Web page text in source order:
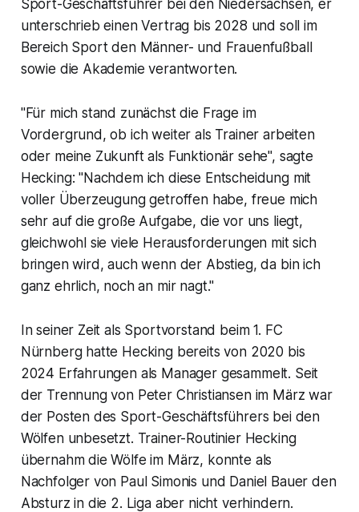
Sport-Geschäftsführer bei den Niedersachsen, er
unterschrieb einen Vertrag bis 2028 und soll im
Bereich Sport den Männer- und Frauenfußball
sowie die Akademie verantworten.
"Für mich stand zunächst die Frage im
Vordergrund, ob ich weiter als Trainer arbeiten
oder meine Zukunft als Funktionär sehe", sagte
Hecking: "Nachdem ich diese Entscheidung mit
voller Überzeugung getroffen habe, freue mich
sehr auf die große Aufgabe, die vor uns liegt,
gleichwohl sie viele Herausforderungen mit sich
bringen wird, auch wenn der Abstieg, da bin ich
ganz ehrlich, noch an mir nagt."
In seiner Zeit als Sportvorstand beim 1. FC
Nürnberg hatte Hecking bereits von 2020 bis
2024 Erfahrungen als Manager gesammelt. Seit
der Trennung von Peter Christiansen im März war
der Posten des Sport-Geschäftsführers bei den
Wölfen unbesetzt. Trainer-Routinier Hecking
übernahm die Wölfe im März, konnte als
Nachfolger von Paul Simonis und Daniel Bauer den
Absturz in die 2. Liga aber nicht verhindern.